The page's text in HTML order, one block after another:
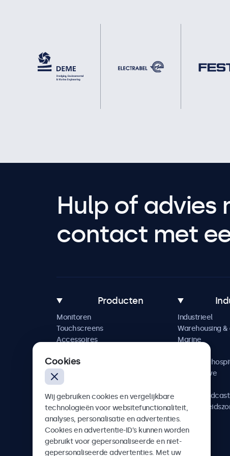
Hulp of advies
contact met
Producten
Monitoren
Touchscreens
Accessoires
Industrieel
Warehousing
Marine
Horeca &
Automotive
AV &
Cookies
Wij gebruiken cookies en vergelijkbare
technologieën voor websitefunctionaliteit,
analyses, personalisatie en advertenties.
Cookies en advertentie-ID’s kunnen worden
gebruikt voor gepersonaliseerde en niet-
gepersonaliseerde advertenties. Met uw